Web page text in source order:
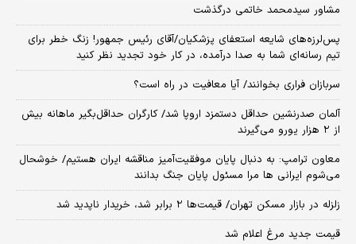
مشاور سیدمحمد خاتمی درگذشت
پس‌لرزه‌های شایعه استعفای پزشکیان/آقای رئیس جمهور! زنگ خطر برای
تیم رسانه‌ای شما به صدا درآمده، در کار خود تجدید نظر کنید
سربازان فراری بخوانند/ آیا معافیت در راه است؟
آلمان صدرنشین حداقل دستمزد اروپا شد/ کارگران حداقل‌بگیر ماهانه بیش
از ۲ هزار یورو می‌گیرند
معاون ترامپ: به دنبال پایان موفقیت‌آمیز مناقشه ایران هستیم/ خوشحال
می‌شوم ایرانی ها مرا مسئول پایان جنگ بدانند
زلزله در بازار مسکن تهران/ قیمت‌ها ۲ برابر شد، خریدار ناپدید شد
قیمت جدید مرغ اعلام شد